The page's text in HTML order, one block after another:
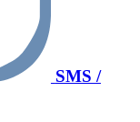
SMS /